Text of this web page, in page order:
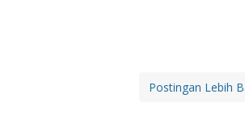
Postingan Lebih